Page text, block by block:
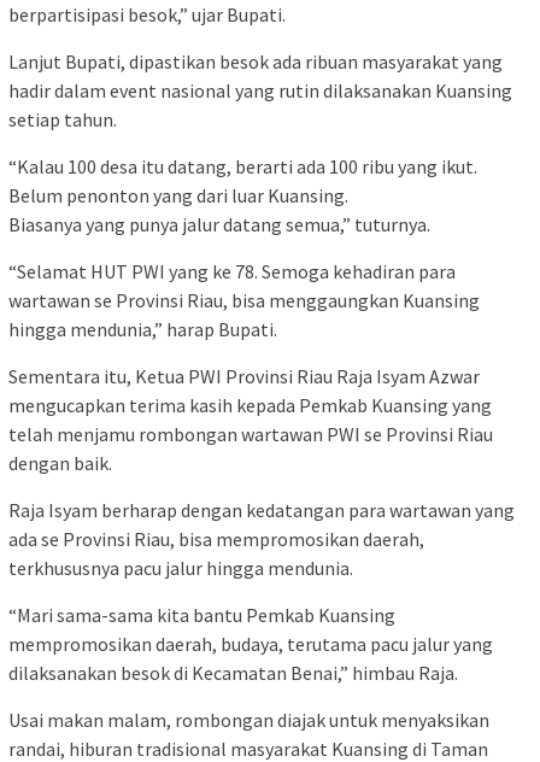
berpartisipasi besok,” ujar Bupati.
Lanjut Bupati, dipastikan besok ada ribuan masyarakat yang
hadir dalam event nasional yang rutin dilaksanakan Kuansing
setiap tahun.
“Kalau 100 desa itu datang, berarti ada 100 ribu yang ikut.
Belum penonton yang dari luar Kuansing.
Biasanya yang punya jalur datang semua,” tuturnya.
“Selamat HUT PWI yang ke 78. Semoga kehadiran para
wartawan se Provinsi Riau, bisa menggaungkan Kuansing
hingga mendunia,” harap Bupati.
Sementara itu, Ketua PWI Provinsi Riau Raja Isyam Azwar
mengucapkan terima kasih kepada Pemkab Kuansing yang
telah menjamu rombongan wartawan PWI se Provinsi Riau
dengan baik.
Raja Isyam berharap dengan kedatangan para wartawan yang
ada se Provinsi Riau, bisa mempromosikan daerah,
terkhususnya pacu jalur hingga mendunia.
“Mari sama-sama kita bantu Pemkab Kuansing
mempromosikan daerah, budaya, terutama pacu jalur yang
dilaksanakan besok di Kecamatan Benai,” himbau Raja.
Usai makan malam, rombongan diajak untuk menyaksikan
randai, hiburan tradisional masyarakat Kuansing di Taman